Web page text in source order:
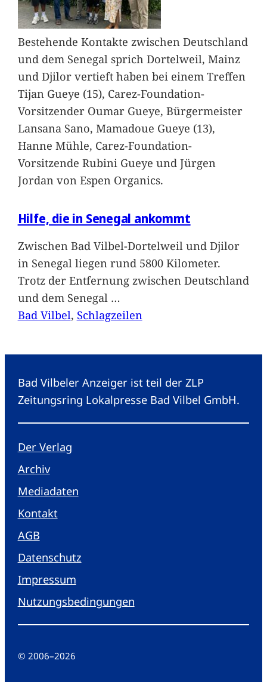
Bestehende Kontakte zwischen Deutschland
und dem Senegal sprich Dortelweil, Mainz
und Djilor vertieft haben bei einem Treffen
Tijan Gueye (15), Carez-Foundation-
Vorsitzender Oumar Gueye, Bürgermeister
Lansana Sano, Mamadoue Gueye (13),
Hanne Mühle, Carez-Foundation-
Vorsitzende Rubini Gueye und Jürgen
Jordan von Espen Organics.
Hilfe, die in Senegal ankommt
Zwischen Bad Vilbel-Dortelweil und Djilor
in Senegal liegen rund 5800 Kilometer.
Trotz der Entfernung zwischen Deutschland
und dem Senegal …
Bad Vilbel, Schlagzeilen
Bad Vilbeler Anzeiger ist teil der ZLP
Zeitungsring Lokalpresse Bad Vilbel GmbH.
Der Verlag
Archiv
Mediadaten
Kontakt
AGB
Datenschutz
Impressum
Nutzungsbedingungen
© 2006–2026